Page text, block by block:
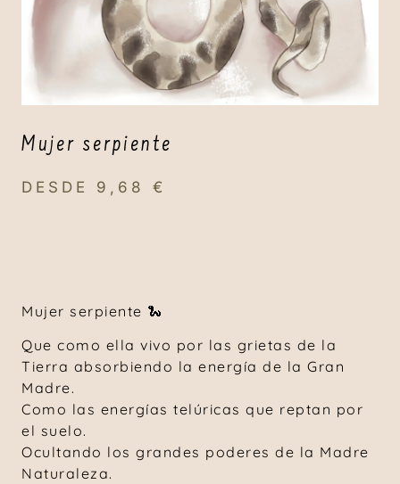
Mujer serpiente
DESDE 9,68 €
Mujer serpiente 🐍
Que como ella vivo por las grietas de la
Tierra absorbiendo la energía de la Gran
Madre.
Como las energías telúricas que reptan por
el suelo.
Ocultando los grandes poderes de la Madre
Naturaleza.